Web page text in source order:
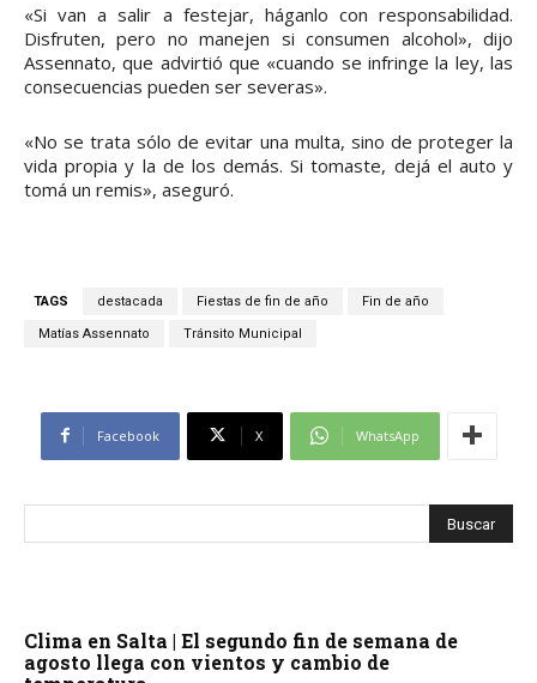
«Si van a salir a festejar, háganlo con responsabilidad.
Disfruten, pero no manejen si consumen alcohol», dijo
Assennato, que advirtió que «cuando se infringe la ley, las
consecuencias pueden ser severas».
«No se trata sólo de evitar una multa, sino de proteger la
vida propia y la de los demás. Si tomaste, dejá el auto y
tomá un remis», aseguró.
TAGS destacada Fiestas de fin de año Fin de año
Matías Assennato Tránsito Municipal
Facebook X WhatsApp
Clima en Salta | El segundo fin de semana de
agosto llega con vientos y cambio de